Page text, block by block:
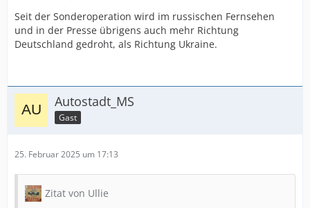
Seit der Sonderoperation wird im russischen Fernsehen
und in der Presse übrigens auch mehr Richtung
Deutschland gedroht, als Richtung Ukraine.
Autostadt_MS
Gast
25. Februar 2025 um 17:13
Zitat von Ullie